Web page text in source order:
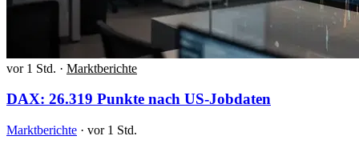
vor 1 Std. · Marktberichte
DAX: 26.319 Punkte nach US-Jobdaten
Marktberichte · vor 1 Std.